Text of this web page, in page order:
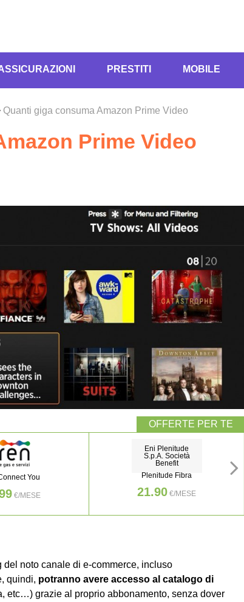
PRESTITI MOBILE
Quanti giga consuma Amazon Prime Video
Prime Video
You
€/MESE
Eni Plenitude
S.p.A. Società
Benefit
Plenitude Fibra
21.90 €/MESE
noto canale di e-commerce, incluso
quindi, potranno avere accesso al catalogo di
etc…) grazie al proprio abbonamento, senza dover